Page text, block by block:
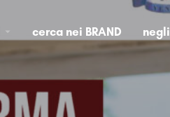
cerca nei BRAND negli